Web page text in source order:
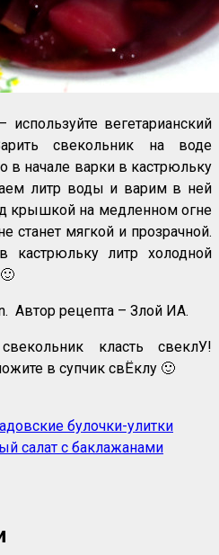
используйте вегетарианский
свекольник на воде
в начале варки в кастрюльку
литр воды и варим в ней
крышкой на медленном огне
станет мягкой и прозрачной.
кастрюльку литр холодной
Автор рецепта – Злой ИА.
класть свеклУ!
в супчик свЁклу 🙂
булочки-улитки
салат с баклажанами